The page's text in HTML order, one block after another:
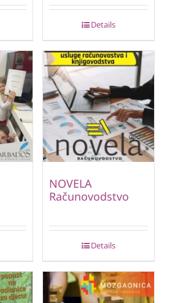
Details
NOVELA
Računovodstvo
Details